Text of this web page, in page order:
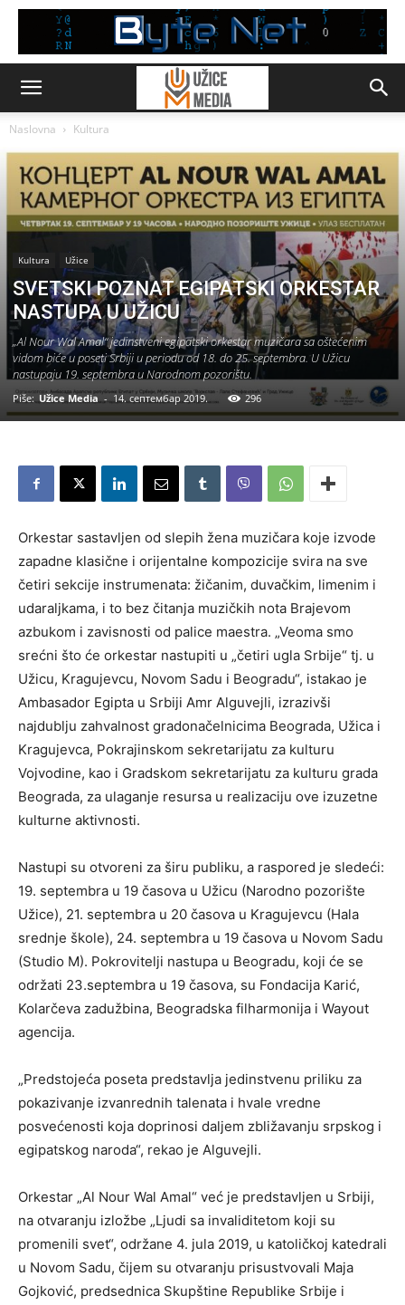
Naslovna Kultura
Kultura Užice
SVETSKI POZNAT EGIPATSKI ORKESTAR
NASTUPA U UŽICU
„Al Nour Wal Amal“ jedinstveni egipatski orkestar muzičara sa oštećenim
vidom biće u poseti Srbiji u periodu od 18. do 25. septembra. U Užicu
nastupaju 19. septembra u Narodnom pozorištu.
Piše: Užice Media - 14. септембар 2019. 296
Orkestar sastavljen od slepih žena muzičara koje izvode
zapadne klasične i orijentalne kompozicije svira na sve
četiri sekcije instrumenata: žičanim, duvačkim, limenim i
udaraljkama, i to bez čitanja muzičkih nota Brajevom
azbukom i zavisnosti od palice maestra. „Veoma smo
srećni što će orkestar nastupiti u „četiri ugla Srbije“ tj. u
Užicu, Kragujevcu, Novom Sadu i Beogradu“, istakao je
Ambasador Egipta u Srbiji Amr Alguvejli, izrazivši
najdublju zahvalnost gradonačelnicima Beograda, Užica i
Kragujevca, Pokrajinskom sekretarijatu za kulturu
Vojvodine, kao i Gradskom sekretarijatu za kulturu grada
Beograda, za ulaganje resursa u realizaciju ove izuzetne
kulturne aktivnosti.
Nastupi su otvoreni za širu publiku, a raspored je sledeći:
19. septembra u 19 časova u Užicu (Narodno pozorište
Užice), 21. septembra u 20 časova u Kragujevcu (Hala
srednje škole), 24. septembra u 19 časova u Novom Sadu
(Studio M). Pokrovitelji nastupa u Beogradu, koji će se
održati 23.septembra u 19 časova, su Fondacija Karić,
Kolarčeva zadužbina, Beogradska filharmonija i Wayout
agencija.
„Predstojeća poseta predstavlja jedinstvenu priliku za
pokazivanje izvanrednih talenata i hvale vredne
posvećenosti koja doprinosi daljem zbližavanju srpskog i
egipatskog naroda“, rekao je Alguvejli.
Orkestar „Al Nour Wal Amal“ već je predstavljen u Srbiji,
na otvaranju izložbe „Ljudi sa invaliditetom koji su
promenili svet“, održane 4. jula 2019, u katoličkoj katedrali
u Novom Sadu, čijem su otvaranju prisustvovali Maja
Gojković, predsednica Skupštine Republike Srbije i